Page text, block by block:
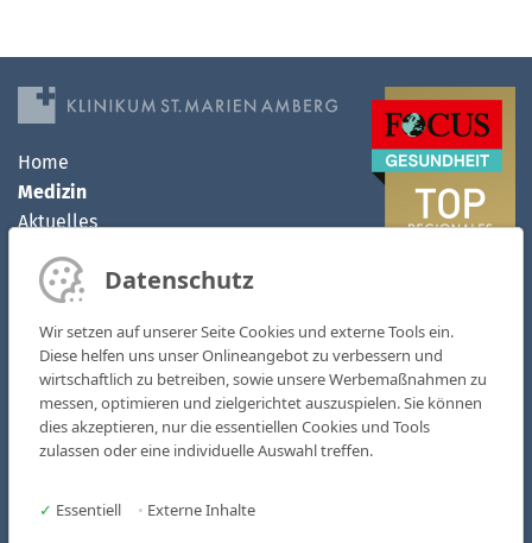
Home
Medizin
Aktuelles
Klinikum
MVZ
Karriere
Kliniken & Fachbereiche
Medizinische Zentren
AOZ - Ambulantes OP-Zentrum
Pflege & Soziales
Datenschutz
Wir setzen auf unserer Seite Cookies und externe Tools ein.
Diese helfen uns unser Onlineangebot zu verbessern und
wirtschaftlich zu betreiben, sowie unsere Werbemaßnahmen zu
messen, optimieren und zielgerichtet auszuspielen. Sie können
dies akzeptieren, nur die essentiellen Cookies und Tools
zulassen oder eine individuelle Auswahl treffen.
✓ Essentiell • Externe Inhalte